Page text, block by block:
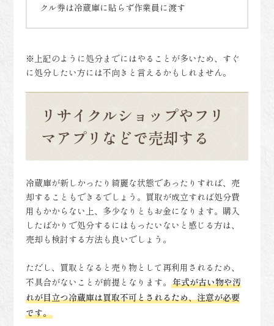
クル券は冷蔵庫に貼らず作業員に渡す
※上記のように処分までにはやることが多いため、すぐ
に処分したい方には不向きと言えるかもしれません。
リサイクルショップやフリ
マアプリなどで売却する
冷蔵庫が新しかったり綺麗な状態であったりすれば、売
却することもできるでしょう。買取が成立すれば処分費
用もかからない上、多少なりともお金になります。購入
したばかりで処分するにはもったいないと感じる方は、
売却も検討する方法も良いでしょう。
ただし、買取となると売り物として再利用されるため、
不具合がないことが前提となります。年式が古い物や汚
れが目立つ冷蔵庫は買取不可とされるため、注意が必要
です。